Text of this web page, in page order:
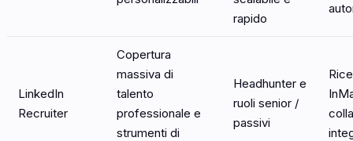
rapido
LinkedIn
Recruiter
Copertura
massiva di
talento
professionale e
strumenti di
Headhunter e
ruoli senior /
passivi